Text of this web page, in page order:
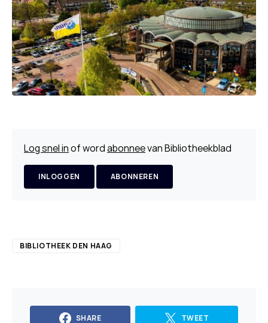
Log snel inof wordabonneevan Bibliotheekblad
INLOGGEN ABONNEREN
BIBLIOTHEEK DEN HAAG
SHARE TWEET